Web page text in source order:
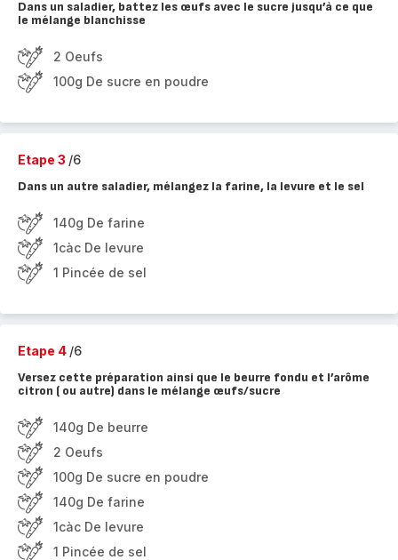
Dans un saladier, battez les œufs avec le sucre jusqu’à ce que
le mélange blanchisse
2 Oeufs
100g De sucre en poudre
Etape 3 /6
Dans un autre saladier, mélangez la farine, la levure et le sel
140g De farine
1càc De levure
1 Pincée de sel
Etape 4 /6
Versez cette préparation ainsi que le beurre fondu et l’arôme
citron ( ou autre) dans le mélange œufs/sucre
140g De beurre
2 Oeufs
100g De sucre en poudre
140g De farine
1càc De levure
1 Pincée de sel